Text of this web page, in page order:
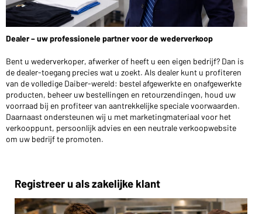
Wilt u graag iets kopen voor persoonlijk gebruik?
Dealer – uw professionele partner voor de wederverkoop
Bent u wederverkoper, afwerker of heeft u een eigen bedrijf? Dan is
de dealer-toegang precies wat u zoekt. Als dealer kunt u profiteren
van de volledige Daiber-wereld: bestel afgewerkte en onafgewerkte
producten, beheer uw bestellingen en retourzendingen, houd uw
voorraad bij en profiteer van aantrekkelijke speciale voorwaarden.
Daarnaast ondersteunen wij u met marketingmateriaal voor het
verkooppunt, persoonlijk advies en een neutrale verkoopwebsite
om uw bedrijf te promoten.
Registreer u als zakelijke klant